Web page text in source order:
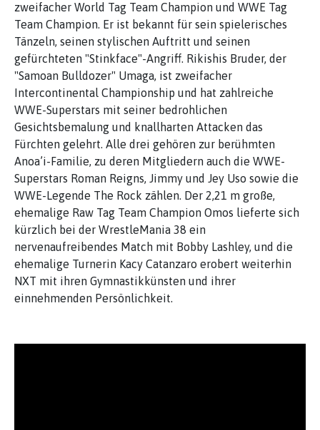
zweifacher World Tag Team Champion und WWE Tag
Team Champion. Er ist bekannt für sein spielerisches
Tänzeln, seinen stylischen Auftritt und seinen
gefürchteten "Stinkface"-Angriff. Rikishis Bruder, der
"Samoan Bulldozer" Umaga, ist zweifacher
Intercontinental Championship und hat zahlreiche
WWE-Superstars mit seiner bedrohlichen
Gesichtsbemalung und knallharten Attacken das
Fürchten gelehrt. Alle drei gehören zur berühmten
Anoa’i-Familie, zu deren Mitgliedern auch die WWE-
Superstars Roman Reigns, Jimmy und Jey Uso sowie die
WWE-Legende The Rock zählen. Der 2,21 m große,
ehemalige Raw Tag Team Champion Omos lieferte sich
kürzlich bei der WrestleMania 38 ein
nervenaufreibendes Match mit Bobby Lashley, und die
ehemalige Turnerin Kacy Catanzaro erobert weiterhin
NXT mit ihren Gymnastikkünsten und ihrer
einnehmenden Persönlichkeit.